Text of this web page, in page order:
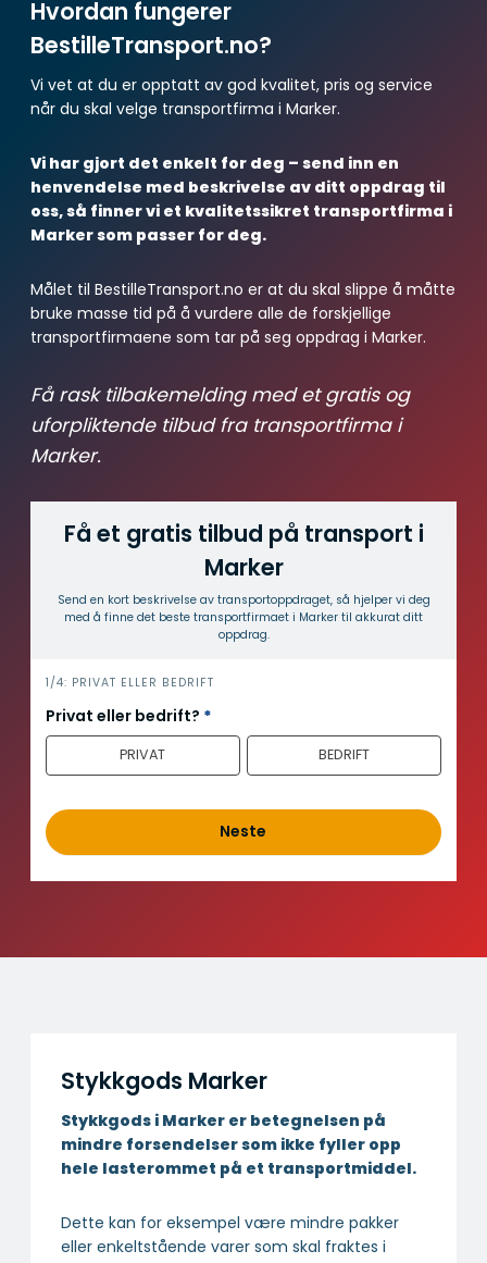
Hvordan fungerer
BestilleTransport.no?
Vi vet at du er opptatt av god kvalitet, pris og service
når du skal velge transportfirma i Marker.
Vi har gjort det enkelt for deg – send inn en
henvendelse med beskrivelse av ditt oppdrag til
oss, så finner vi et kvalitetssikret transportfirma i
Marker som passer for deg.
Målet til BestilleTransport.no er at du skal slippe å måtte
bruke masse tid på å vurdere alle de forskjellige
transportfirmaene som tar på seg oppdrag i Marker.
Få rask tilbakemelding med et gratis og
uforpliktende tilbud fra transportfirma i
Marker.
Få et gratis tilbud på transport i
Marker
Send en kort beskrivelse av transport­oppdraget, så hjelper vi deg
med å finne det beste transport­firmaet i Marker til akkurat ditt
oppdrag.
i
n
n
o
d
1/4: PRIVAT ELLER BEDRIFT
Privat eller bedrift? *
PRIVAT BEDRIFT
Neste
Stykkgods Marker
Stykkgods i Marker er betegnelsen på
mindre forsendelser som ikke fyller opp
hele lasterommet på et transportmiddel.
Dette kan for eksempel være mindre pakker
eller enkeltstående varer som skal fraktes i